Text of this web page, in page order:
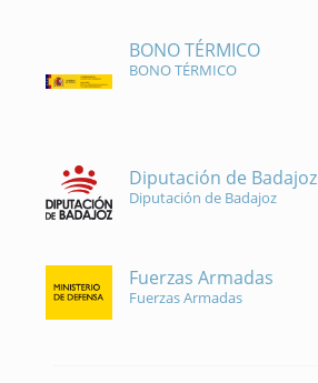
BONO TÉRMICO
BONO TÉRMICO
Diputación de Badajoz
Diputación de Badajoz
Fuerzas Armadas
Fuerzas Armadas